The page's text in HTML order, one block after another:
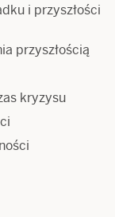
i przyszłości
przyszłością
kryzysu